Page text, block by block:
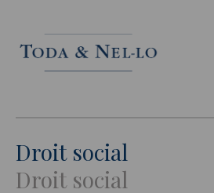
Fr
Droit social
Droit social